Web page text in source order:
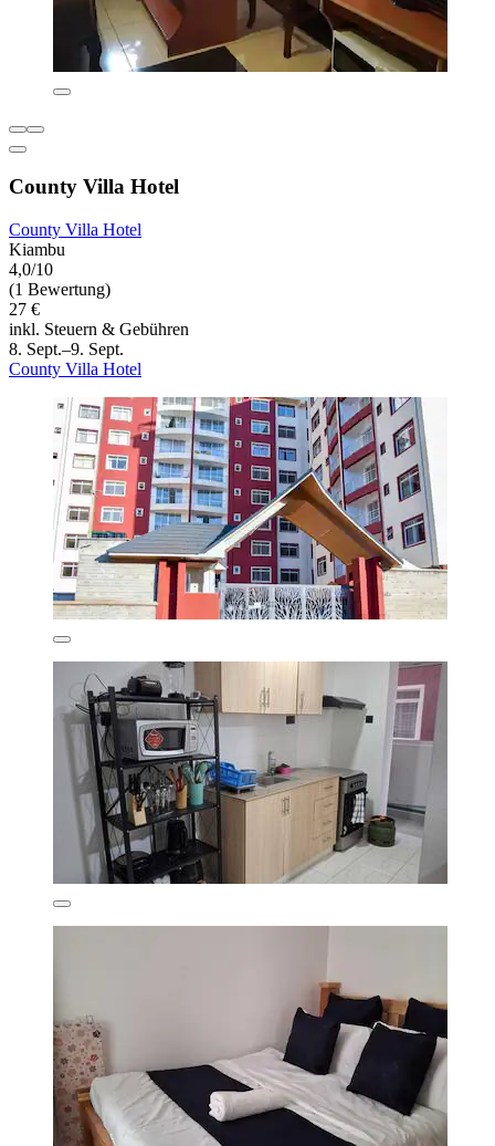
County Villa Hotel
County Villa Hotel
Kiambu
4,0/10
(1 Bewertung)
27 €
inkl. Steuern & Gebühren
8. Sept.–9. Sept.
County Villa Hotel